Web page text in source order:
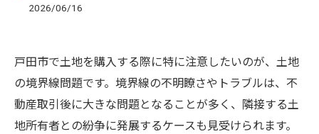
2026/06/16
戸田市で土地を購入する際に特に注意したいのが、土地
の境界線問題です。境界線の不明瞭さやトラブルは、不
動産取引後に大きな問題となることが多く、隣接する土
地所有者との紛争に発展するケースも見受けられます。